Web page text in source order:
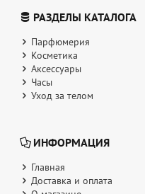
РАЗДЕЛЫ КАТАЛОГА
Парфюмерия
Косметика
Аксессуары
Часы
Уход за телом
ИНФОРМАЦИЯ
Главная
Доставка и оплата